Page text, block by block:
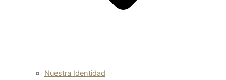
Nuestra Identidad